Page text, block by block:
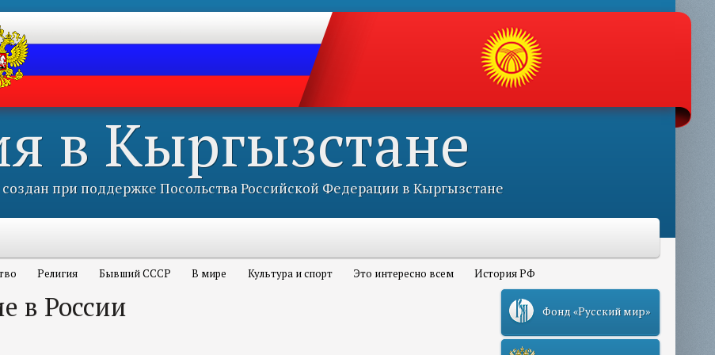
в Кыргызстане
при поддержке Посольства Российской Федерации в Кыргызстане
Религия Бывший СССР В мире Культура и спорт Это интересно всем История РФ
в России Фонд «Русский мир»